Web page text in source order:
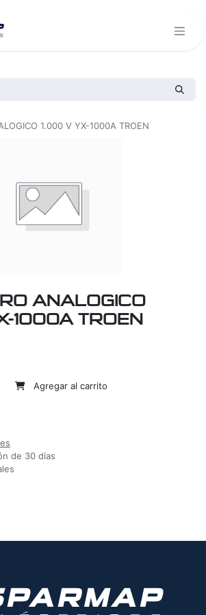
1.000 V YX-1000A TROEN
ANALOGICO
1000A TROEN
Agregar al carrito
de 30 días